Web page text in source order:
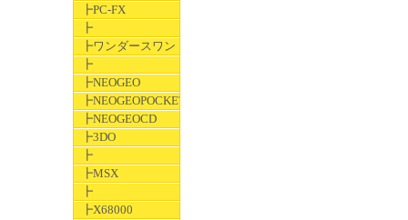
┣PC-FX
┣
┣ワンダースワン
┣
┣NEOGEO
┣NEOGEOPOCKET
┣NEOGEOCD
┣3DO
┣
┣MSX
┣
┣X68000